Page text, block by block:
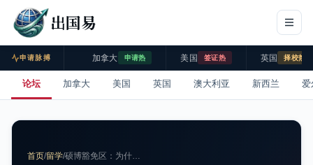
出国易
申请脉搏 加拿大 申请热 美国 签证热 英国 择校热
论坛 加拿大 美国 英国 澳大利亚 新西兰 爱
首页/留学/硕博豁免区：为什…